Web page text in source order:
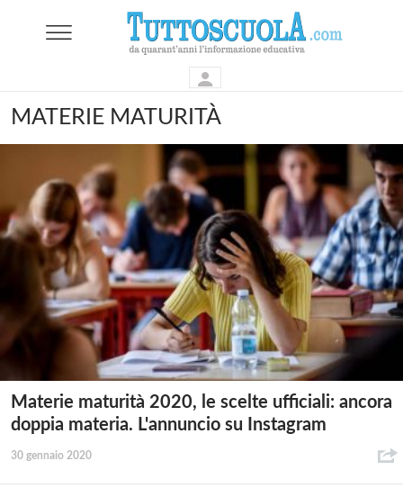
MATERIE MATURITÀ
Materie maturità 2020, le scelte ufficiali: ancora
doppia materia. L'annuncio su Instagram
30 gennaio 2020